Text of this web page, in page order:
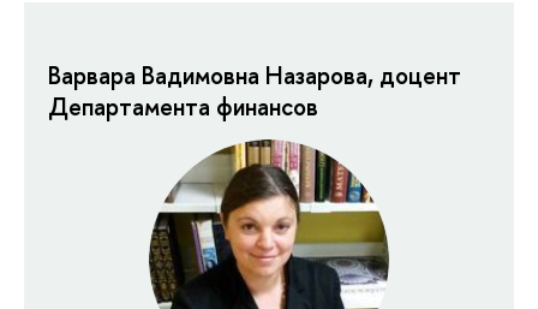
Варвара Вадимовна Назарова, доцент
Департамента финансов